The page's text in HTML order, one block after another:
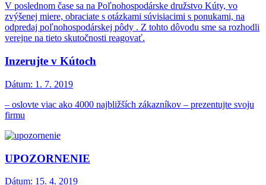
V poslednom čase sa na Poľnohospodárske družstvo Kúty, vo
zvýšenej miere, obraciate s otázkami súvisiacimi s ponukami, na
odpredaj poľnohospodárskej pôdy . Z tohto dôvodu sme sa rozhodli
verejne na tieto skutočnosti reagovať.
Inzerujte v Kútoch
Dátum: 1. 7. 2019
– oslovte viac ako 4000 najbližších zákazníkov – prezentujte svoju
firmu
UPOZORNENIE
Dátum: 15. 4. 2019